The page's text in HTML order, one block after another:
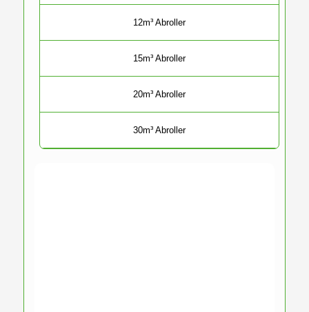
12m³ Abroller
15m³ Abroller
20m³ Abroller
30m³ Abroller